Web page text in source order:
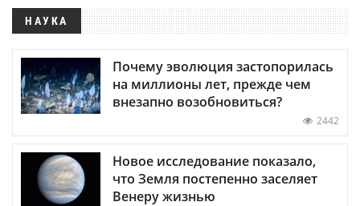
НАУКА
Почему эволюция застопорилась
на миллионы лет, прежде чем
внезапно возобновиться?
2442
Новое исследование показало,
что Земля постепенно заселяет
Венеру жизнью